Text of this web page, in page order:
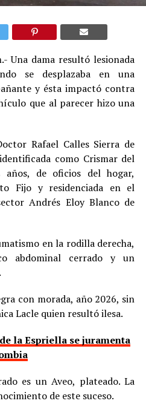
Una dama resultó lesionada
se desplazaba en una
y ésta impactó contra
que al parecer hizo una
Rafael Calles Sierra de
como Crismar del
de oficios del hogar,
Fijo y residenciada en el
Andrés Eloy Blanco de
en la rodilla derecha,
abdominal cerrado y un
con morada, año 2026, sin
Lacle quien resultó ilesa.
la Espriella se juramenta
es un Aveo, plateado. La
de este suceso.